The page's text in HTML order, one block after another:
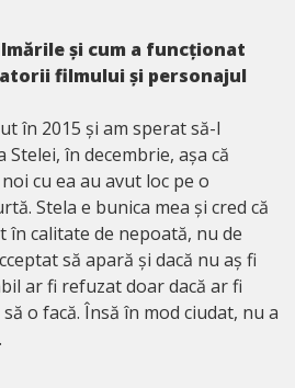
și cum a funcționat
filmului și personajul
în 2015 și am sperat să-l
în decembrie, așa că
cu ea au avut loc pe o
Stela e bunica mea și cred că
calitate de nepoată, nu de
să apară și dacă nu aș fi
ar fi refuzat doar dacă ar fi
o facă. Însă în mod ciudat, nu a